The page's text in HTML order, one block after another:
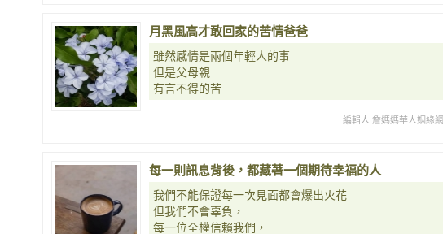
月黑風高才敢回家的苦情爸爸
雖然感情是兩個年輕人的事
但是父母親
有言不得的苦
編輯人 詹媽媽華人姻緣網
每一則訊息背後，都藏著一個期待幸福的人
我們不能保證每一次見面都會爆出火花
但我們不會辜負，
每一位全權信賴我們，